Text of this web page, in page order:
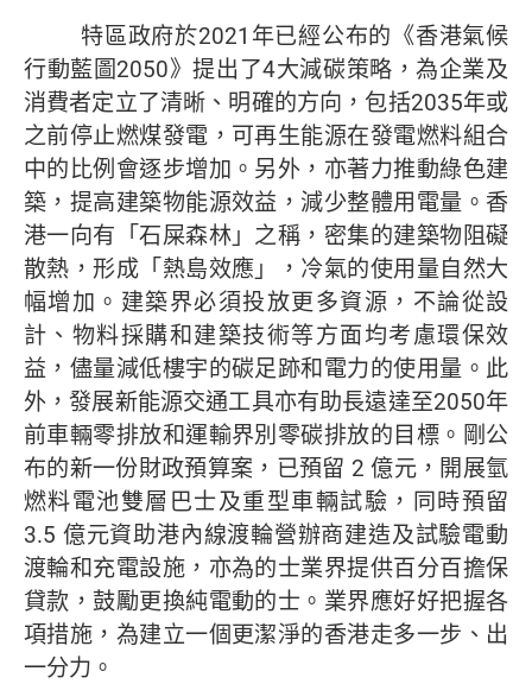
特區政府於2021年已經公布的《香港氣候
行動藍圖2050》提出了4大減碳策略，為企業及
消費者定立了清晰、明確的方向，包括2035年或
之前停止燃煤發電，可再生能源在發電燃料組合
中的比例會逐步增加。另外，亦著力推動綠色建
築，提高建築物能源效益，減少整體用電量。香
港一向有「石屎森林」之稱，密集的建築物阻礙
散熱，形成「熱島效應」，冷氣的使用量自然大
幅增加。建築界必須投放更多資源，不論從設
計、物料採購和建築技術等方面均考慮環保效
益，儘量減低樓宇的碳足跡和電力的使用量。此
外，發展新能源交通工具亦有助長遠達至2050年
前車輛零排放和運輸界別零碳排放的目標。剛公
布的新一份財政預算案，已預留 2 億元，開展氫
燃料電池雙層巴士及重型車輛試驗，同時預留
3.5 億元資助港內線渡輪營辦商建造及試驗電動
渡輪和充電設施，亦為的士業界提供百分百擔保
貸款，鼓勵更換純電動的士。業界應好好把握各
項措施，為建立一個更潔淨的香港走多一步、出
一分力。